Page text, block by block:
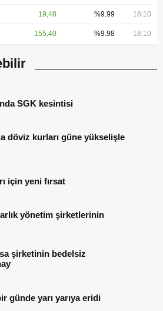
19,48 %9.99 18:10
155,40 %9.98 18:10
SGK kesintisi
döviz kurları güne yükselişle
için yeni fırsat
yönetim şirketlerinin
şirketinin bedelsiz
günde yarı yarıya eridi